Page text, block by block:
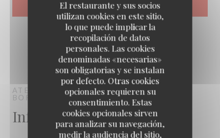
El restaurante y sus socios
utilizan cookies en este sitio,
lo que puede implicar la
recopilación de datos
personales. Las cookies
denominadas «necesarias»
son obligatorias y se instalan
por defecto. Otras cookies
opcionales requieren su
consentimiento. Estas
cookies opcionales sirven
para analizar su navegación,
medir la audiencia del sitio,
ATELIER DES FAURESBAR RESTAURANT
BORDEAUX
Información general